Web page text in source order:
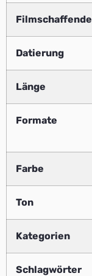
Filmschaffende
Datierung
Länge
Formate
Farbe
Ton
Kategorien
Schlagwörter